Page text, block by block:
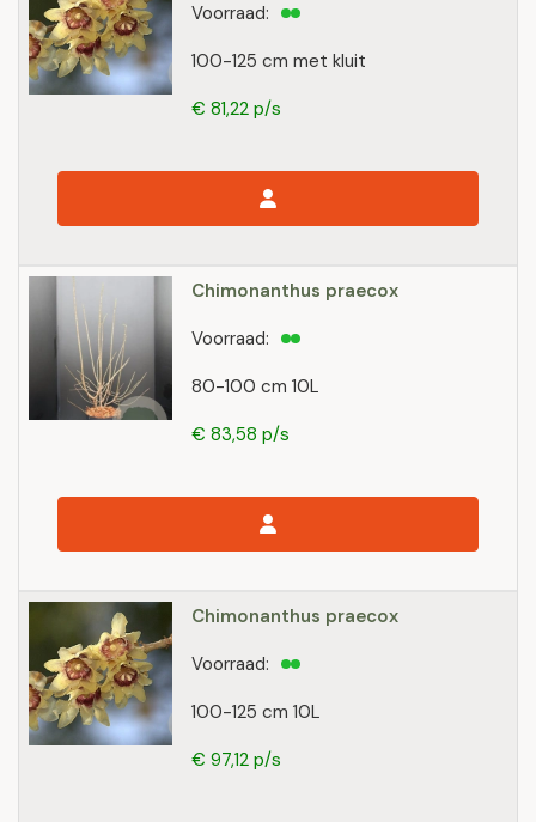
100-125 cm met kluit
Voorraad:
€ 81,22 p/s
Chimonanthus praecox
80-100 cm 10L
Voorraad:
€ 83,58 p/s
Chimonanthus praecox
100-125 cm 10L
Voorraad:
€ 97,12 p/s